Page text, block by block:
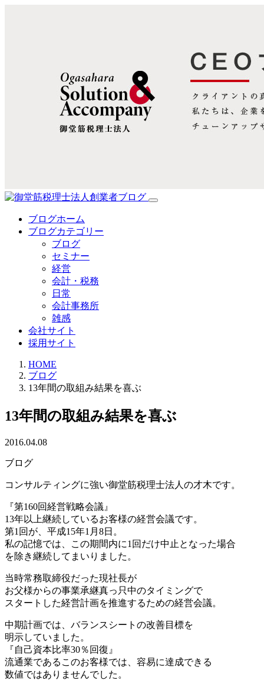
ブログホーム
ブログカテゴリー
ブログ
セミナー
経営
会計・税務
日常
会計事務所
雑感
会社サイト
採用サイト
HOME
ブログ
13年間の取組み結果を喜ぶ
13年間の取組み結果を喜ぶ
2016.04.08
ブログ
コンサルティングに強い御堂筋税理士法人の才木です。
『第160回経営戦略会議』
13年以上継続しているお客様の経営会議です。
第1回が、平成15年1月8日。
私の記憶では、この期間内に1回だけ中止となった場合
を除き継続してまいりました。
当時常務取締役だった現社長が
お父様からの事業承継真っ只中のタイミングで
スタートした経営計画を推進するための経営会議。
中期計画では、バランスシートの改善目標を
明示していました。
『自己資本比率30％回復』
流通業であるこのお客様では、容易に達成できる
数値ではありませんでした。